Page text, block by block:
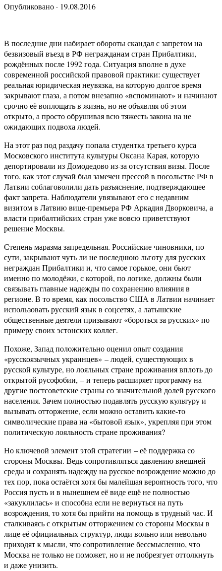
Опубликовано · 19.08.2016
В последние дни набирает обороты скандал с запретом на
безвизовый въезд в РФ негражданам стран Прибалтики,
рождённых после 1992 года. Ситуация вполне в духе
современной российской правовой практики: существует
реальная юридическая неувязка, на которую долгое время
закрывают глаза, а потом внезапно «вспоминают» и начинают
срочно её воплощать в жизнь, но не объявляя об этом
открыто, а просто обрушивая всю тяжесть закона на не
ожидающих подвоха людей.
На этот раз под раздачу попала студентка третьего курса
Московского института культуры Оксана Карая, которую
депортировали из Домодедово из-за отсутствия визы. После
того, как этот случай был замечен прессой в посольстве РФ в
Латвии соблаговолили дать разъяснение, подтверждающее
факт запрета. Наблюдатели увязывают его с недавним
визитом в Латвию вице-премьера РФ Аркадия Дворковича, а
власти прибалтийских стран уже вовсю приветствуют
решение Москвы.
Степень маразма запредельная. Российские чиновники, по
сути, закрывают чуть ли не последнюю льготу для русских
неграждан Прибалтики и, что самое горькое, они бьют
именно по молодёжи, с которой, по логике, должны были
связывать главные надежды по сохранению влияния в
регионе. В то время, как посольство США в Латвии начинает
использовать русский язык в соцсетях, а латышские
общественные деятели призывают «бороться за русских» по
примеру своих эстонских коллег.
Похоже, Запад положительно оценил опыт создания
«русскоязычных украинцев» – людей, существующих в
русской культуре, но лояльных стране проживания вплоть до
открытой русофобии, – и теперь расширяет программу на
другие постсоветские страны со значительной долей русского
населения. Зачем полностью подавлять русскую культуру и
вызывать отторжение, если можно оставить какие-то
символические права на «бытовой язык», укрепляя при этом
политическую лояльность стране проживания?
Но ключевой элемент этой стратегии – её поддержка со
стороны Москвы. Ведь сопротивляться давлению внешней
среды и сохранять надежду на русское возрождение можно до
тех пор, пока остаётся хотя бы малейшая вероятность того, что
Россия пусть и в нынешнем её виде ещё не полностью
«закуклилась» и способна если не вернуться на путь
возрождения, то хотя бы прийти на помощь в трудный час. И
сталкиваясь с открытым отторжением со стороны Москвы в
лице её официальных структур, люди вольно или невольно
приходят к мысли, что сопротивление бессмысленно, что
Москва не только не поможет, но и не побрезгует оттолкнуть
и даже унизить.